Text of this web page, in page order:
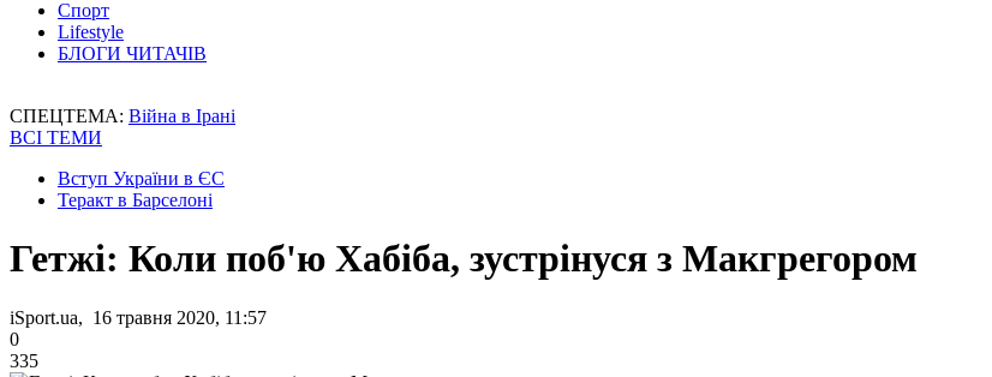
Спорт
Lifestyle
БЛОГИ ЧИТАЧІВ
СПЕЦТЕМА: Війна в Ірані
ВСІ ТЕМИ
Вступ України в ЄС
Теракт в Барселоні
Гетжі: Коли поб'ю Хабіба, зустрінуся з Макгрегором
iSport.ua, 16 травня 2020, 11:57
0
335